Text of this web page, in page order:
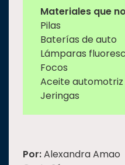
Materiales que
Pilas
Baterías de auto
Lámparas
Focos
Aceite automotriz
Jeringas
Por:Alexandra Amao